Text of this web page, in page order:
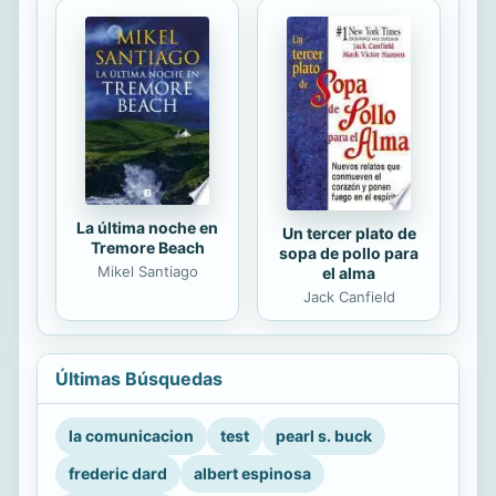
La última noche en
Tremore Beach
Mikel Santiago
Un tercer plato de
sopa de pollo para
el alma
Jack Canfield
Últimas Búsquedas
la comunicacion test
pearl s. buck
frederic dard
albert espinosa